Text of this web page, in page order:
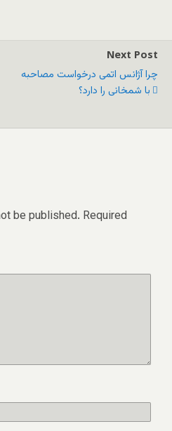
Next Post
چرا آژانس اتمی درخواست مصاحبه
با شمخانی را دارد؟
be published. Required